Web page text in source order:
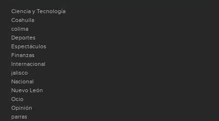
Ciencia y Tecnología
Coahuila
colima
Deportes
Espectáculos
Finanzas
Internacional
jalisco
Nacional
Nuevo León
Ocio
Opinión
parras